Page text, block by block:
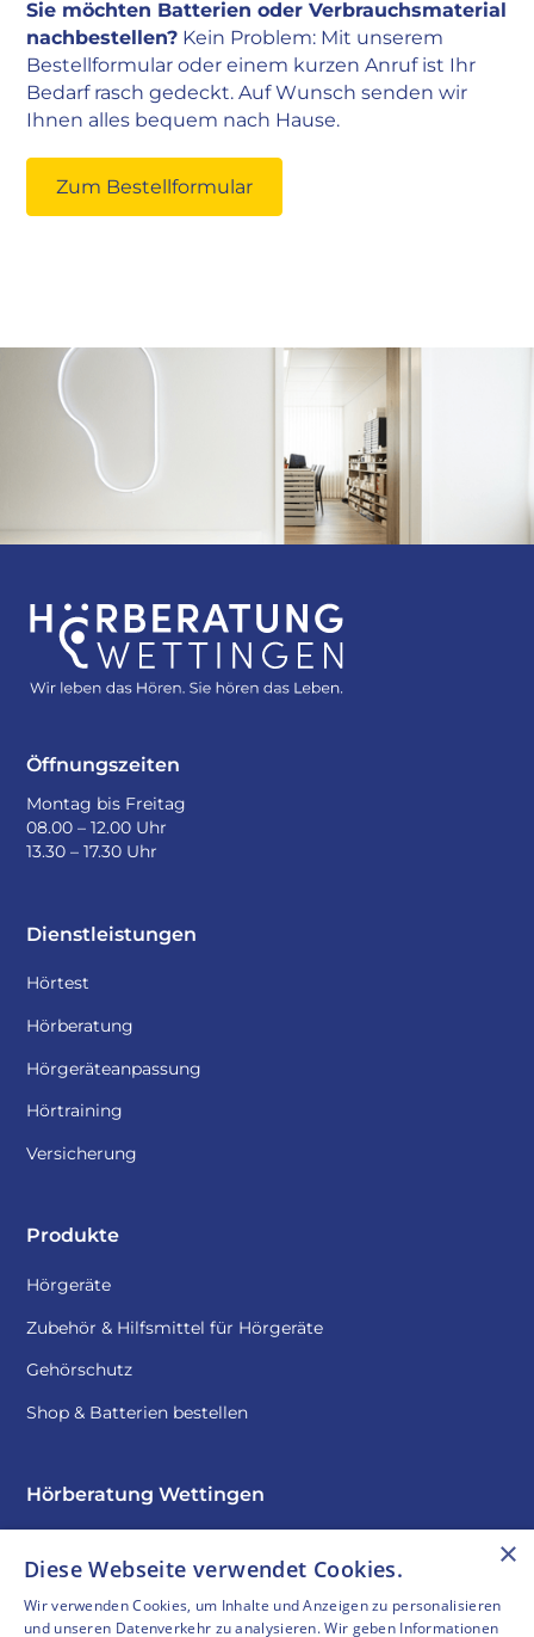
Sie möchten Batterien oder Verbrauchsmaterial
nachbestellen? Kein Problem: Mit unserem
Bestellformular oder einem kurzen Anruf ist Ihr
Bedarf rasch gedeckt. Auf Wunsch senden wir
Ihnen alles bequem nach Hause.
Zum Bestellformular
Öffnungszeiten
Montag bis Freitag
08.00 – 12.00 Uhr
13.30 – 17.30 Uhr
Dienstleistungen
Hörtest
Hörberatung
Hörgeräteanpassung
Hörtraining
Versicherung
Produkte
Hörgeräte
Zubehör & Hilfsmittel für Hörgeräte
Gehörschutz
Shop & Batterien bestellen
Hörberatung Wettingen
Termin vereinbaren
×
Diese Webseite verwendet Cookies.
Wir verwenden Cookies, um Inhalte und Anzeigen zu personalisieren
und unseren Datenverkehr zu analysieren. Wir geben Informationen